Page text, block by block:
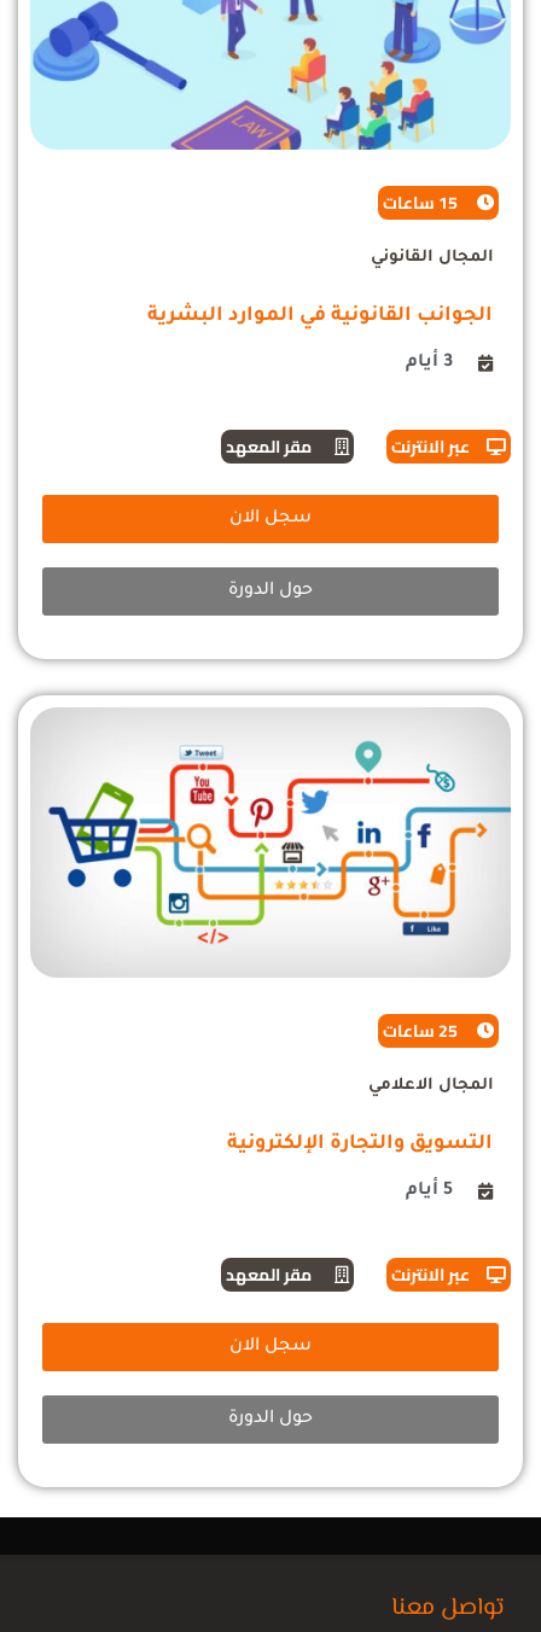
15 ساعات
المجال القانوني
الجوانب القانونية في الموارد البشرية
3 أيام
عبر الانترنت مقر المعهد
سجل الان
حول الدورة
25 ساعات
المجال الاعلامي
التسويق والتجارة الإلكترونية
5 أيام
عبر الانترنت مقر المعهد
سجل الان
حول الدورة
تواصل معنا